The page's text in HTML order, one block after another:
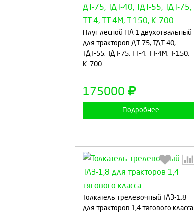
Плуг лесной ПЛ 1 двухотвальный
для тракторов ДТ-75, ТДТ-40,
ТДТ-55, ТДТ-75, ТТ-4, ТТ-4М, Т-150,
К-700
175000
Подробнее
Выберите количество:
Толкатель трелевочный ТЛЗ-1,8
для тракторов 1,4 тягового класса
Выберите количество: